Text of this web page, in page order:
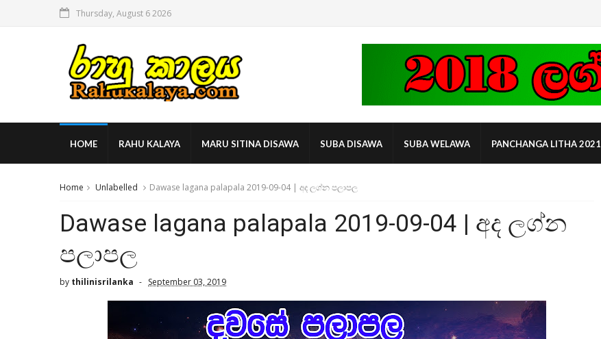
Thursday, August 6 2026
HOME RAHU KALAYA MARU SITINA DISAWA SUBA DISAWA SUBA WELAWA PANCHANGA LITHA 2021
Home Unlabelled Dawase lagana palapala 2019-09-04 | අද ලග්න පලාපල
Dawase lagana palapala 2019-09-04 | අද ලග්න
පලාපල
by thilinisrilanka September 03, 2019